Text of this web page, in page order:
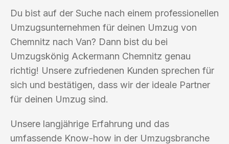
Du bist auf der Suche nach einem professionellen
Umzugsunternehmen für deinen Umzug von
Chemnitz nach Van? Dann bist du bei
Umzugskönig Ackermann Chemnitz genau
richtig! Unsere zufriedenen Kunden sprechen für
sich und bestätigen, dass wir der ideale Partner
für deinen Umzug sind.
Unsere langjährige Erfahrung und das
umfassende Know-how in der Umzugsbranche